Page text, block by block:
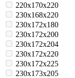
220x170x220
230x168x220
230x172x180
230x172x200
230x172x204
230x172x220
230x172x225
230x173x205